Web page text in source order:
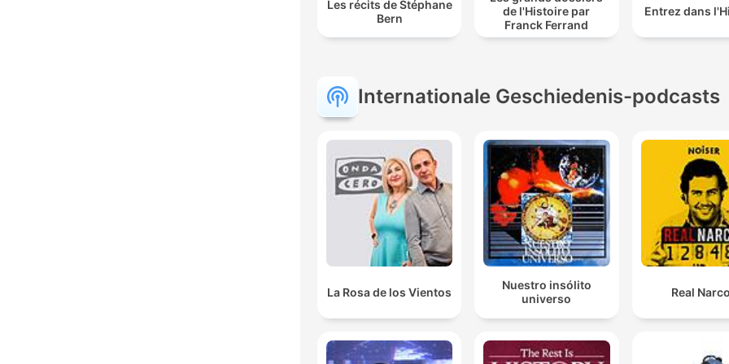
Les récits de Stéphane
Bern
de l'Histoire par
Franck Ferrand
Entrez dans
Internationale Geschiedenis-podcasts
La Rosa de los Vientos
Nuestro insólito
universo
Real